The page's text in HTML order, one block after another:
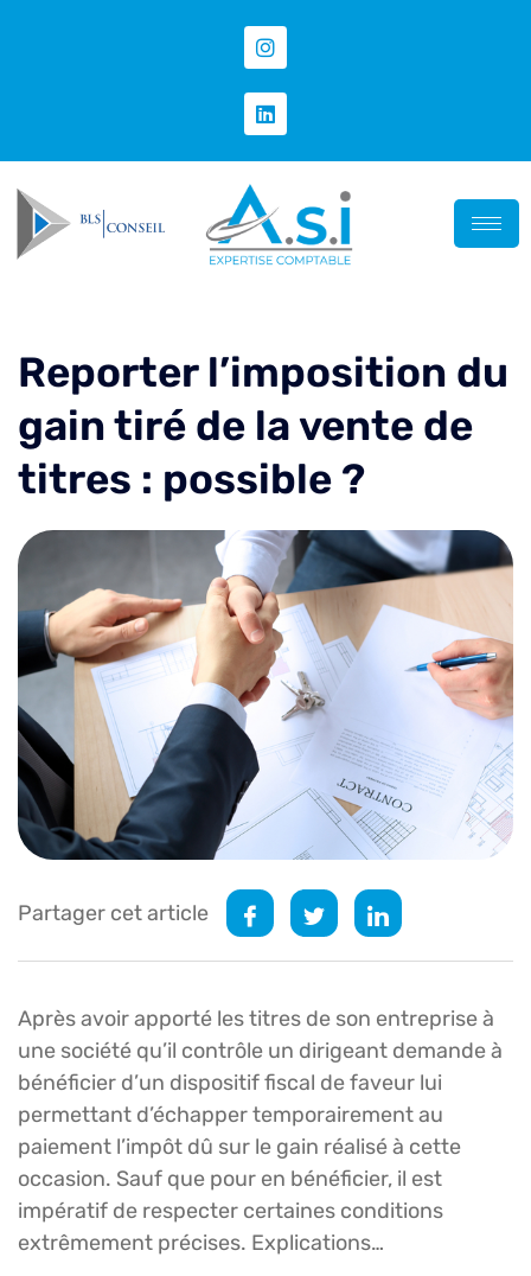
Reporter l’imposition du
gain tiré de la vente de
titres : possible ?
Partager cet article
Après avoir apporté les titres de son entreprise à
une société qu’il contrôle un dirigeant demande à
bénéficier d’un dispositif fiscal de faveur lui
permettant d’échapper temporairement au
paiement l’impôt dû sur le gain réalisé à cette
occasion. Sauf que pour en bénéficier, il est
impératif de respecter certaines conditions
extrêmement précises. Explications…